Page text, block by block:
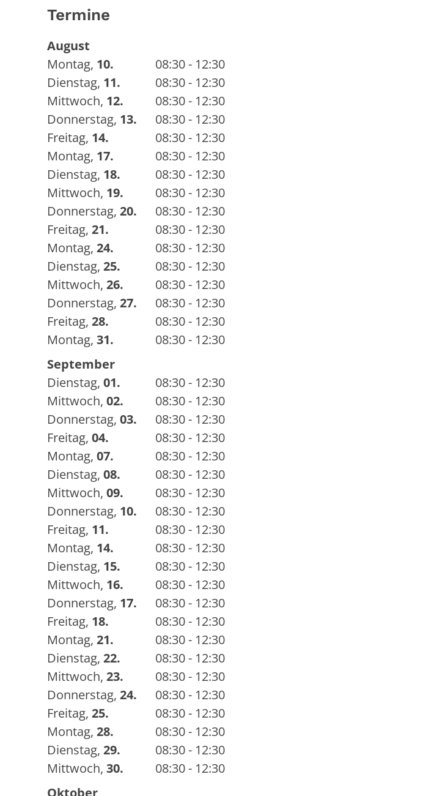
Termine
August
Montag, 10.
08:30 - 12:30
Dienstag, 11.
08:30 - 12:30
Mittwoch, 12.
08:30 - 12:30
Donnerstag, 13.
08:30 - 12:30
Freitag, 14.
08:30 - 12:30
Montag, 17.
08:30 - 12:30
Dienstag, 18.
08:30 - 12:30
Mittwoch, 19.
08:30 - 12:30
Donnerstag, 20.
08:30 - 12:30
Freitag, 21.
08:30 - 12:30
Montag, 24.
08:30 - 12:30
Dienstag, 25.
08:30 - 12:30
Mittwoch, 26.
08:30 - 12:30
Donnerstag, 27.
08:30 - 12:30
Freitag, 28.
08:30 - 12:30
Montag, 31.
08:30 - 12:30
September
Dienstag, 01.
08:30 - 12:30
Mittwoch, 02.
08:30 - 12:30
Donnerstag, 03.
08:30 - 12:30
Freitag, 04.
08:30 - 12:30
Montag, 07.
08:30 - 12:30
Dienstag, 08.
08:30 - 12:30
Mittwoch, 09.
08:30 - 12:30
Donnerstag, 10.
08:30 - 12:30
Freitag, 11.
08:30 - 12:30
Montag, 14.
08:30 - 12:30
Dienstag, 15.
08:30 - 12:30
Mittwoch, 16.
08:30 - 12:30
Donnerstag, 17.
08:30 - 12:30
Freitag, 18.
08:30 - 12:30
Montag, 21.
08:30 - 12:30
Dienstag, 22.
08:30 - 12:30
Mittwoch, 23.
08:30 - 12:30
Donnerstag, 24.
08:30 - 12:30
Freitag, 25.
08:30 - 12:30
Montag, 28.
08:30 - 12:30
Dienstag, 29.
08:30 - 12:30
Mittwoch, 30.
08:30 - 12:30
Oktober